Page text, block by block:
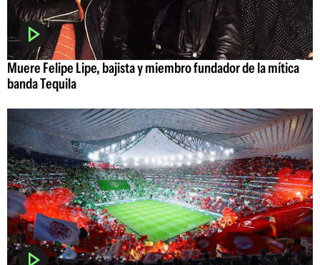
Muere Felipe Lipe, bajista y miembro fundador de la mítica
banda Tequila